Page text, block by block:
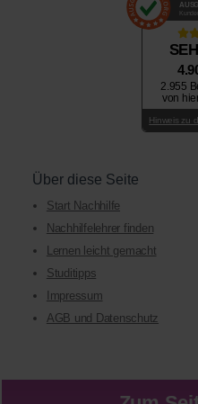
2.955
von
Hinweis zu
Über diese Seite
Start Nachhilfe
Nachhilfelehrer finden
Lernen leicht gemacht
Studitipps
Impressum
AGB und Datenschutz